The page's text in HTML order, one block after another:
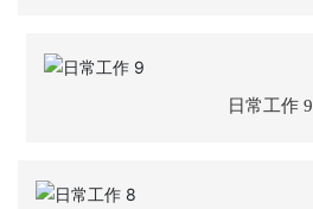
新闻动态
人才招聘
日常工作 9